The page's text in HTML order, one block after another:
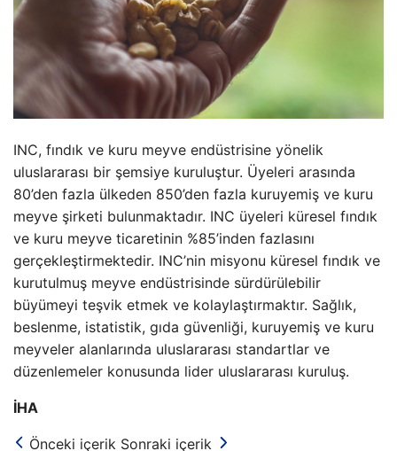
INC, fındık ve kuru meyve endüstrisine yönelik
uluslararası bir şemsiye kuruluştur. Üyeleri arasında
80’den fazla ülkeden 850’den fazla kuruyemiş ve kuru
meyve şirketi bulunmaktadır. INC üyeleri küresel fındık
ve kuru meyve ticaretinin %85’inden fazlasını
gerçekleştirmektedir. INC’nin misyonu küresel fındık ve
kurutulmuş meyve endüstrisinde sürdürülebilir
büyümeyi teşvik etmek ve kolaylaştırmaktır. Sağlık,
beslenme, istatistik, gıda güvenliği, kuruyemiş ve kuru
meyveler alanlarında uluslararası standartlar ve
düzenlemeler konusunda lider uluslararası kuruluş.
İHA
Önceki içerik Sonraki içerik